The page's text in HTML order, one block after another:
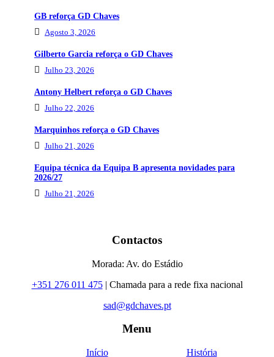
GB reforça GD Chaves
Agosto 3, 2026
Gilberto Garcia reforça o GD Chaves
Julho 23, 2026
Antony Helbert reforça o GD Chaves
Julho 22, 2026
Marquinhos reforça o GD Chaves
Julho 21, 2026
Equipa técnica da Equipa B apresenta novidades para
2026/27
Julho 21, 2026
Contactos
Morada: Av. do Estádio
+351 276 011 475| Chamada para a rede fixa nacional
sad@gdchaves.pt
Menu
Início História